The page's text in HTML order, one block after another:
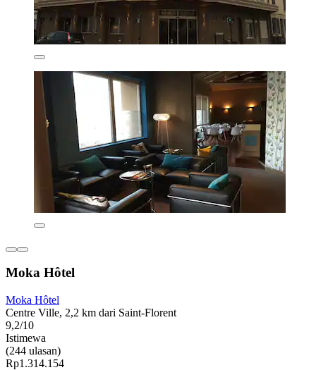
Moka Hôtel
Moka Hôtel
Centre Ville, 2,2 km dari Saint-Florent
9,2/10
Istimewa
(244 ulasan)
Rp1.314.154